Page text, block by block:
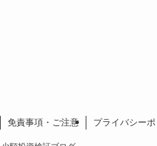
免責事項・ご注意 プライバシー